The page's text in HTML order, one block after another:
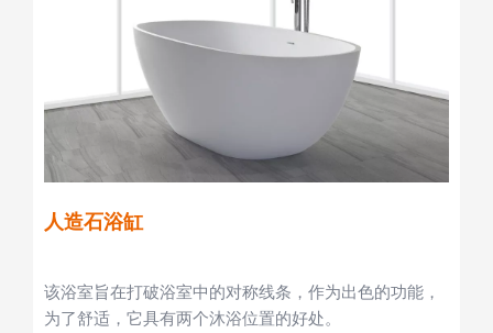
人造石浴缸
该浴室旨在打破浴室中的对称线条，作为出色的功能，
为了舒适，它具有两个沐浴位置的好处。